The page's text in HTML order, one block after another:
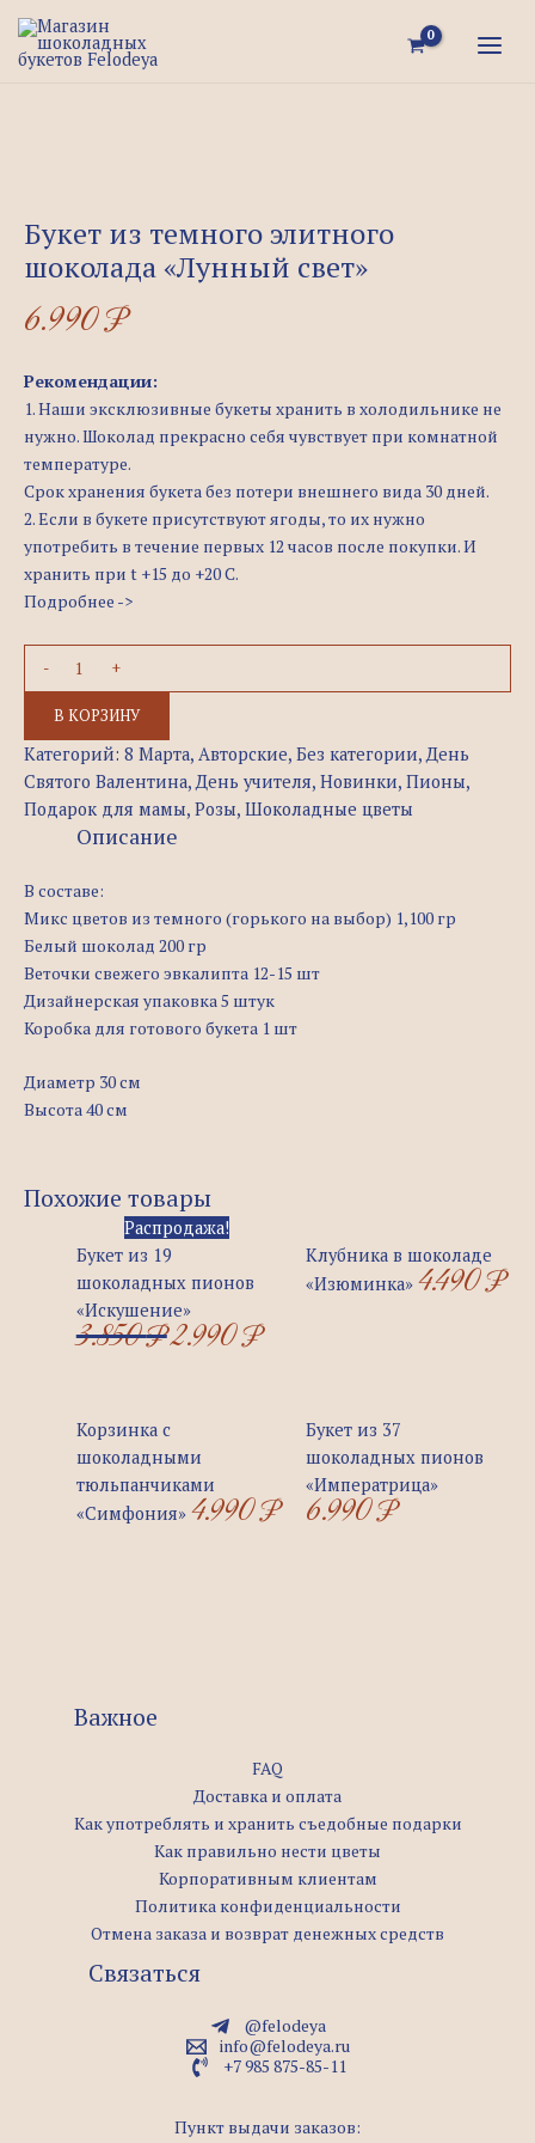
Перейти
содержимому
Букет из темного элитного
шоколада «Лунный свет»
6.990₽
Рекомендации:
1. Наши эксклюзивные букеты хранить в холодильнике не
нужно. Шоколад прекрасно себя чувствует при комнатной
температуре.
Срок хранения букета без потери внешнего вида 30 дней.
2. Если в букете присутствуют ягоды, то их нужно
употребить в течение первых 12 часов после покупки. И
хранить при t +15 до +20 C.
Подробнее ->
Quantity
В КОРЗИНУ
Категорий: 8 Марта, Авторские, Без категории, День
Святого Валентина, День учителя, Новинки, Пионы,
Подарок для мамы, Розы, Шоколадные цветы
Описание
В составе:
Микс цветов из темного (горького на выбор) 1,100 гр
Белый шоколад 200 гр
Веточки свежего эвкалипта 12-15 шт
Дизайнерская упаковка 5 штук
Коробка для готового букета 1 шт
Диаметр 30 см
Высота 40 см
Похожие товары
Распродажа!
Букет из 19
шоколадных пионов
«Искушение»
3.850₽
Первоначальная
цена
составляла
3.850 ₽.
2.990₽
цена:
2.990 ₽.
Клубника в шоколаде
«Изюминка» 4.490₽
Корзинка с
шоколадными
тюльпанчиками
«Симфония» 4.990₽
Букет из 37
шоколадных пионов
«Императрица»
6.990₽
Важное
FAQ
Доставка и оплата
Как употреблять и хранить съедобные подарки
Как правильно нести цветы
Корпоративным клиентам
Политика конфиденциальности
Отмена заказа и возврат денежных средств
Связаться
@felodeya
info@felodeya.ru
+7 985 875-85-11
Пункт выдачи заказов: